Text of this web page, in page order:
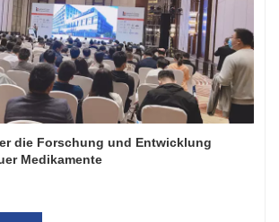
die Forschung und Entwicklung
Medikamente